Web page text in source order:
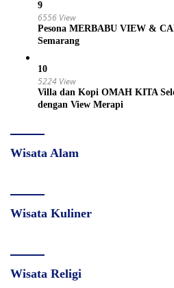
9
6556 View
Pesona MERBABU VIEW &
Semarang
10
5224 View
Villa dan Kopi OMAH KITA
dengan View Merapi
Wisata Alam
Wisata Kuliner
Wisata Religi